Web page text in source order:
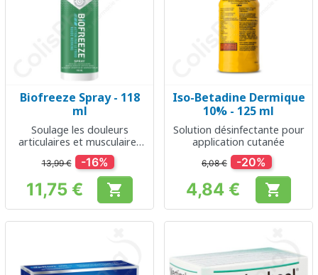
Biofreeze Spray - 118
ml
Soulage les douleurs
articulaires et musculaires
légères
13,99 € -16%
Prix
11,75 € 
Iso-Betadine Dermique
10% - 125 ml
Solution désinfectante pour
application cutanée
6,08 € -20%
Prix
4,84 € 